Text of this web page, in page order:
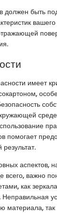
должен быть
имеет
помогает
аспектов,
важно
как
материала,